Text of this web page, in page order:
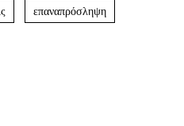
επαναπρόσληψη